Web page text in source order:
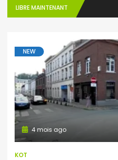
LIBRE MAINTENANT
NEW
4 mois ago
KOT